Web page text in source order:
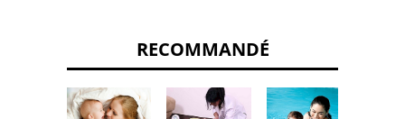
RECOMMANDÉ